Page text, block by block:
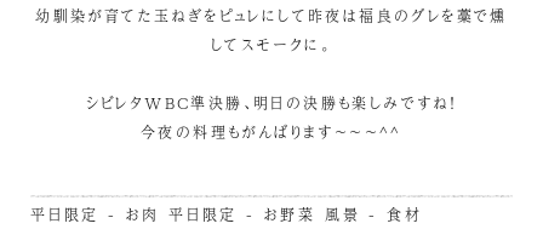
幼馴染が育てた玉ねぎをピュレにして昨夜は福良のグレを藁で燻
してスモークに。
シビレタWBC準決勝、明日の決勝も楽しみですね！
今夜の料理もがんばります～～～^^
平日限定 - お肉 平日限定 - お野菜 風景 - 食材